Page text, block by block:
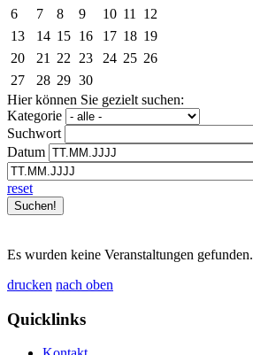
6
7 8 9 10 11
12
13
14 15 16 17 18 19
20
21 22 23 24 25 26
27
28 29 30
Hier können Sie gezielt suchen:
Kategorie
Suchwort
Datum
reset
Es wurden keine Veranstaltungen gefunden.
drucken nach oben
Quicklinks